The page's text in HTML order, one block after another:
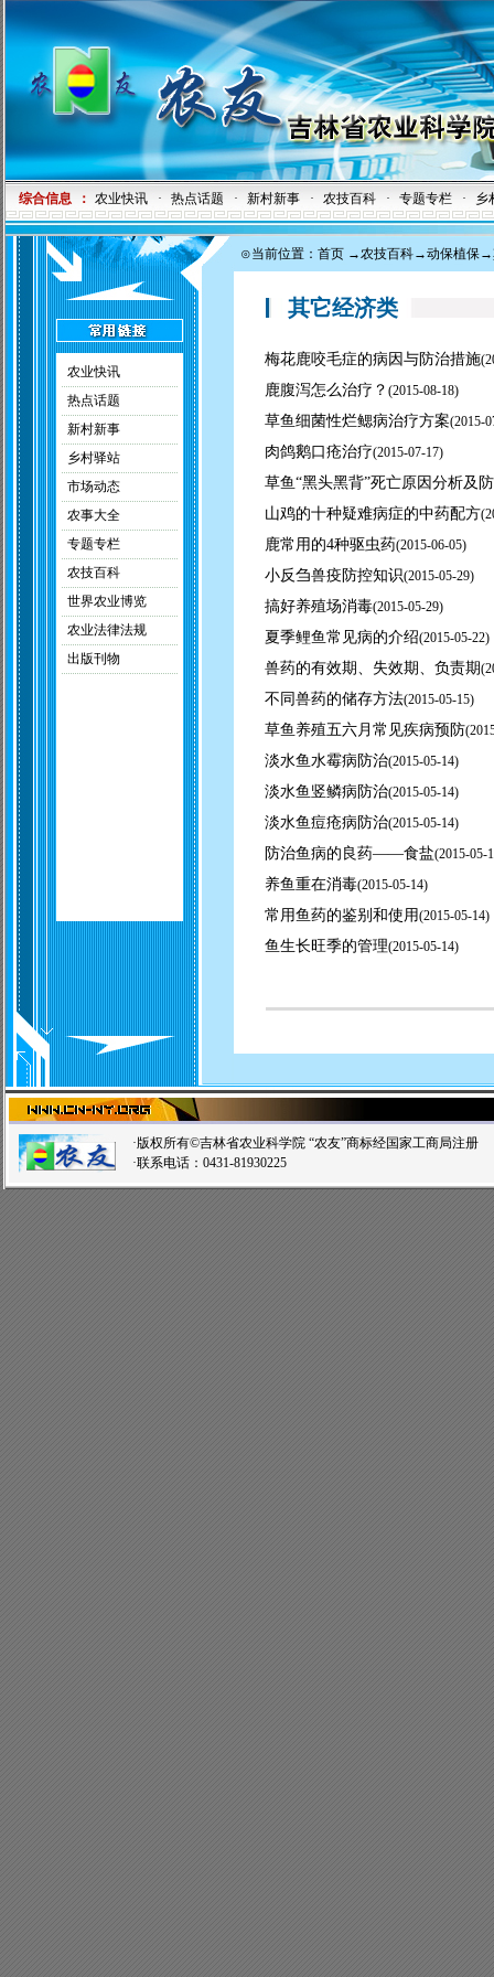
综合信息 ： 农业快讯 · 热点话题 · 新村新事 · 农技百科 · 专题专栏 · 乡
⊙当前位置： 首页→农技百科→动保植保→
其它经济类
梅花鹿咬毛症的病因与防治措施(
鹿腹泻怎么治疗？ (2015-08-18)
草鱼细菌性烂鳃病治疗方案(2015-
肉鸽鹅口疮治疗(2015-07-17)
草鱼“黑头黑背”死亡原因分析及
山鸡的十种疑难病症的中药配方(
鹿常用的4种驱虫药(2015-06-05)
小反刍兽疫防控知识(2015-05-29)
搞好养殖场消毒(2015-05-29)
夏季鲤鱼常见病的介绍(2015-05-22)
兽药的有效期、失效期、负责期(
不同兽药的储存方法(2015-05-15)
草鱼养殖五六月常见疾病预防(
淡水鱼水霉病防治(2015-05-14)
淡水鱼竖鳞病防治(2015-05-14)
淡水鱼痘疮病防治(2015-05-14)
防治鱼病的良药——食盐(2015-05-
养鱼重在消毒(2015-05-14)
常用鱼药的鉴别和使用(2015-05-14)
鱼生长旺季的管理(2015-05-14)
农业快讯
热点话题
新村新事
乡村驿站
市场动态
农事大全
专题专栏
农技百科
世界农业博览
农业法律法规
出版刊物
·版权所有©吉林省农业科学院 “农友”商标经国家工商局注
·联系电话：0431-81930225